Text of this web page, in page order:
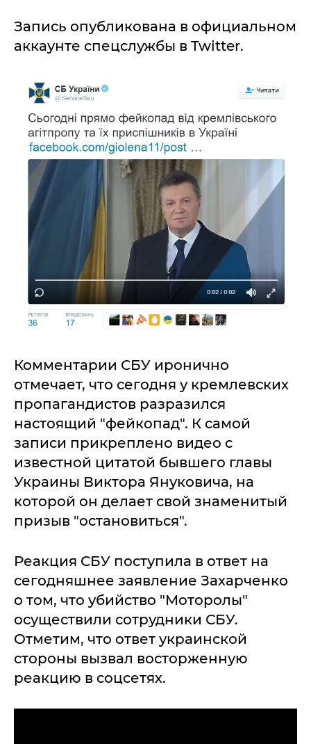
Запись опубликована в официальном
аккаунте спецслужбы в Twitter.
Комментарии СБУ иронично
отмечает, что сегодня у кремлевских
пропагандистов разразился
настоящий "фейкопад". К самой
записи прикреплено видео с
известной цитатой бывшего главы
Украины Виктора Януковича, на
которой он делает свой знаменитый
призыв "остановиться".
Реакция СБУ поступила в ответ на
сегодняшнее заявление Захарченко
о том, что убийство "Моторолы"
осуществили сотрудники СБУ.
Отметим, что ответ украинской
стороны вызвал восторженную
реакцию в соцсетях.